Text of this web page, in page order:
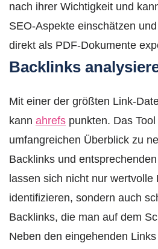
nach ihrer Wichtigkeit und
SEO-Aspekte einschätzen
direkt als PDF-Dokumente
Backlinks
Mit einer der größten Link-
kann ahrefs punkten. Das
umfangreichen Überblick zu
Backlinks und
lassen sich nicht nur wertvolle
identifizieren, sondern auch
Backlinks, die man auf dem
Neben den eingehenden